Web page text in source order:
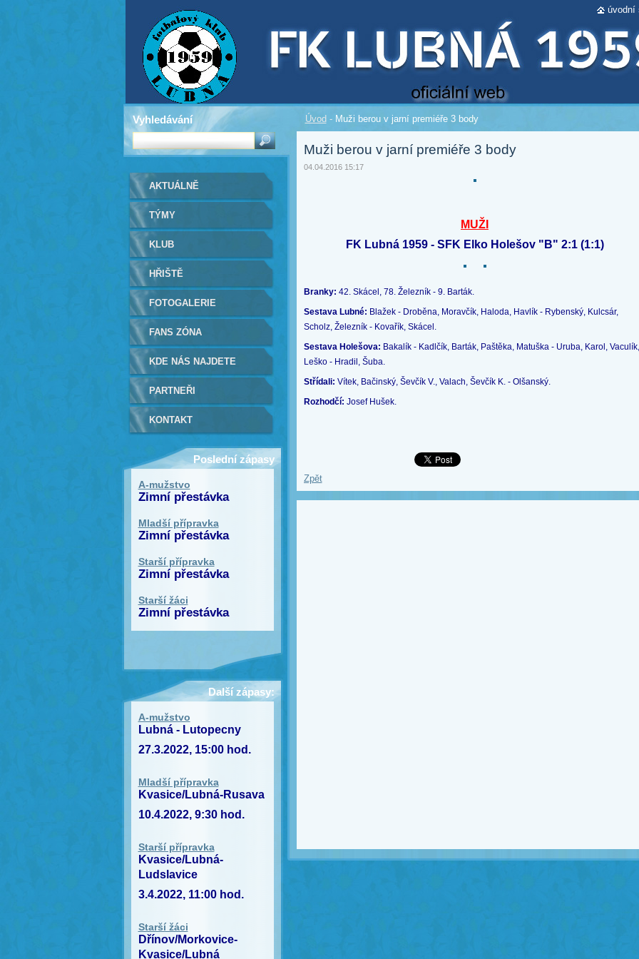
Úvod - Muži berou v jarní premiéře 3 body
Muži berou v jarní premiéře 3 body
04.04.2016 15:17
MUŽI
FK Lubná 1959 - SFK Elko Holešov "B" 2:1 (1:1)
Branky: 42. Skácel, 78. Železník - 9. Barták.
Sestava Lubné: Blažek - Droběna, Moravčík, Haloda, Havlík - Rybenský, Kulcsár,
Scholz, Železník - Kovařík, Skácel.
Sestava Holešova: Bakalík - Kadlčík, Barták, Paštěka, Matuška - Uruba, Karol, Vaculík,
Leško - Hradil, Šuba.
Střídali: Vítek, Bačinský, Ševčík V., Valach, Ševčík K. - Olšanský.
Rozhodčí: Josef Hušek.
Zpět
AKTUÁLNĚ
TÝMY
KLUB
HŘIŠTĚ
FOTOGALERIE
FANS ZÓNA
KDE NÁS NAJDETE
PARTNEŘI
KONTAKT
Poslední zápasy
A-mužstvo
Zimní přestávka
Mladší přípravka
Zimní přestávka
Starší přípravka
Zimní přestávka
Starší žáci
Zimní přestávka
Další zápasy:
A-mužstvo
Lubná - Lutopecny
27.3.2022, 15:00 hod.
Mladší přípravka
Kvasice/Lubná-Rusava
10.4.2022, 9:30 hod.
Starší přípravka
Kvasice/Lubná-
Ludslavice
3.4.2022, 11:00 hod.
Starší žáci
Dřínov/Morkovice-
Kvasice/Lubná
Vyhledávání
úvodní